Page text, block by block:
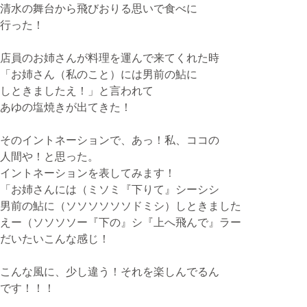
清水の舞台から飛びおりる思いで食べに
行った！
店員のお姉さんが料理を運んで来てくれた時
「お姉さん（私のこと）には男前の鮎に
しときましたえ！」と言われて
あゆの塩焼きが出てきた！
そのイントネーションで、あっ！私、ココの
人間や！と思った。
イントネーションを表してみます！
「お姉さんには（ミソミ『下りて』シーシシ
男前の鮎に（ソソソソソソドミシ）しときました
えー（ソソソソー『下の』シ『上へ飛んで』ラー
だいたいこんな感じ！
こんな風に、少し違う！それを楽しんでるん
です！！！